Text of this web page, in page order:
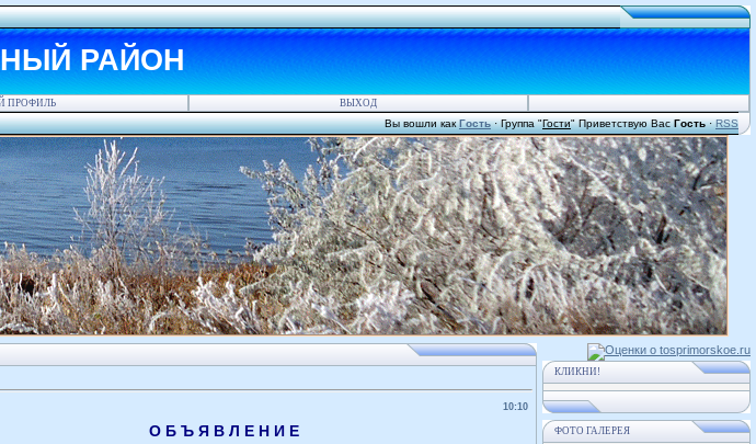
РАЙОН
ПРОФИЛЬ ВЫХОД
Вы вошли как Гость·Группа"Гости"Приветствую ВасГость·RSS
10:10
О Б Ъ Я В Л Е Н И Е
КЛИКНИ!
ФОТО ГАЛЕРЕЯ